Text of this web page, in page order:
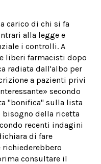
carico di chi si fa
alla legge e
i controlli. A
liberi farmacisti dopo
radiata dall'albo per
a pazienti privi
secondo
"bonifica" sulla lista
bisogno della ricetta
recenti indagini
di fare
consultare il